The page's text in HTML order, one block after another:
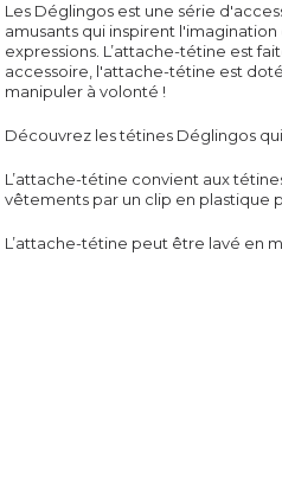
Les Déglingos est une série
amusants qui inspirent
expressions. L’attache-tétine est
accessoire, l'attache-tétine est
manipuler à volonté !
Découvrez les tétines Déglingos
L’attache-tétine convient aux
vêtements par un clip en plastique
L’attache-tétine peut être lavé en